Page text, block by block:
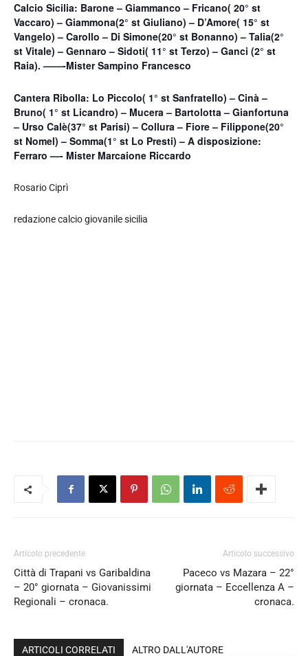
Calcio Sicilia: Barone – Giammanco – Fricano( 20° st
Vaccaro) – Giammona(2° st Giuliano) – D’Amore( 15° st
Vangelo) – Carollo – Di Simone(20° st Bonanno) – Talia(2°
st Vitale) – Gennaro – Sidoti( 11° st Terzo) – Ganci (2° st
Raia). ——-Mister Sampino Francesco
Cantera Ribolla: Lo Piccolo( 1° st Sanfratello) – Cinà –
Bruno( 1° st Licandro) – Mucera – Bartolotta – Gianfortuna
– Urso Calè(37° st Parisi) – Collura – Fiore – Filippone(20°
st Nomel) – Somma(1° st Lo Presti) – A disposizione:
Ferraro —- Mister Marcaione Riccardo
Rosario Ciprì
redazione calcio giovanile sicilia
Articolo precedente
Città di Trapani vs Garibaldina
– 20° giornata – Giovanissimi
Regionali – cronaca.
Articolo successivo
Paceco vs Mazara – 22°
giornata – Eccellenza A –
cronaca.
ARTICOLI CORRELATI ALTRO DALL'AUTORE